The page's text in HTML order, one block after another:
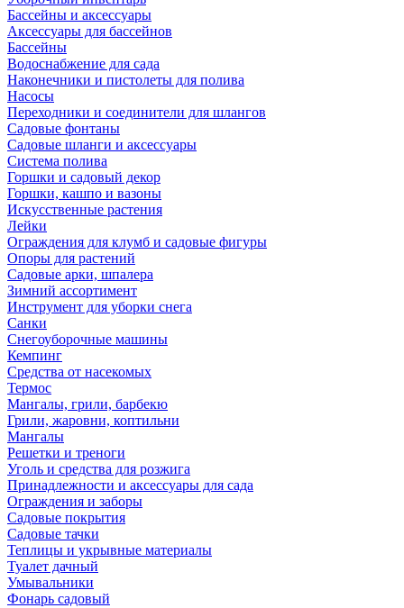
Бассейны и аксессуары
Аксессуары для бассейнов
Бассейны
Водоснабжение для сада
Наконечники и пистолеты для полива
Насосы
Переходники и соединители для шлангов
Садовые фонтаны
Садовые шланги и аксессуары
Система полива
Горшки и садовый декор
Горшки, кашпо и вазоны
Искусственные растения
Лейки
Ограждения для клумб и садовые фигуры
Опоры для растений
Садовые арки, шпалера
Зимний ассортимент
Инструмент для уборки снега
Санки
Снегоуборочные машины
Кемпинг
Средства от насекомых
Термос
Мангалы, грили, барбекю
Грили, жаровни, коптильни
Мангалы
Решетки и треноги
Уголь и средства для розжига
Принадлежности и аксессуары для сада
Ограждения и заборы
Садовые покрытия
Садовые тачки
Теплицы и укрывные материалы
Туалет дачный
Умывальники
Фонарь садовый